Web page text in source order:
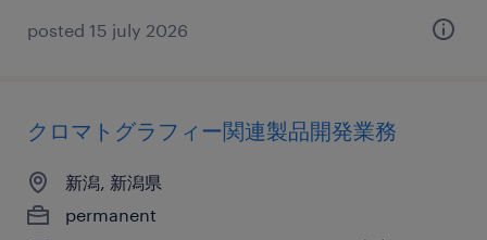
posted 15 july 2026
クロマトグラフィー関連製品開発業務
新潟, 新潟県
permanent